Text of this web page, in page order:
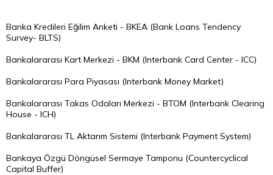
Banka Kredileri Eğilim Anketi - BKEA (Bank Loans Tendency
Survey- BLTS)
Bankalararası Kart Merkezi - BKM (Interbank Card Center - ICC)
Bankalararası Para Piyasası (Interbank Money Market)
Bankalararası Takas Odaları Merkezi - BTOM (Interbank Clearing
House - ICH)
Bankalararası TL Aktarım Sistemi (Interbank Payment System)
Bankaya Özgü Döngüsel Sermaye Tamponu (Countercyclical
Capital Buffer)